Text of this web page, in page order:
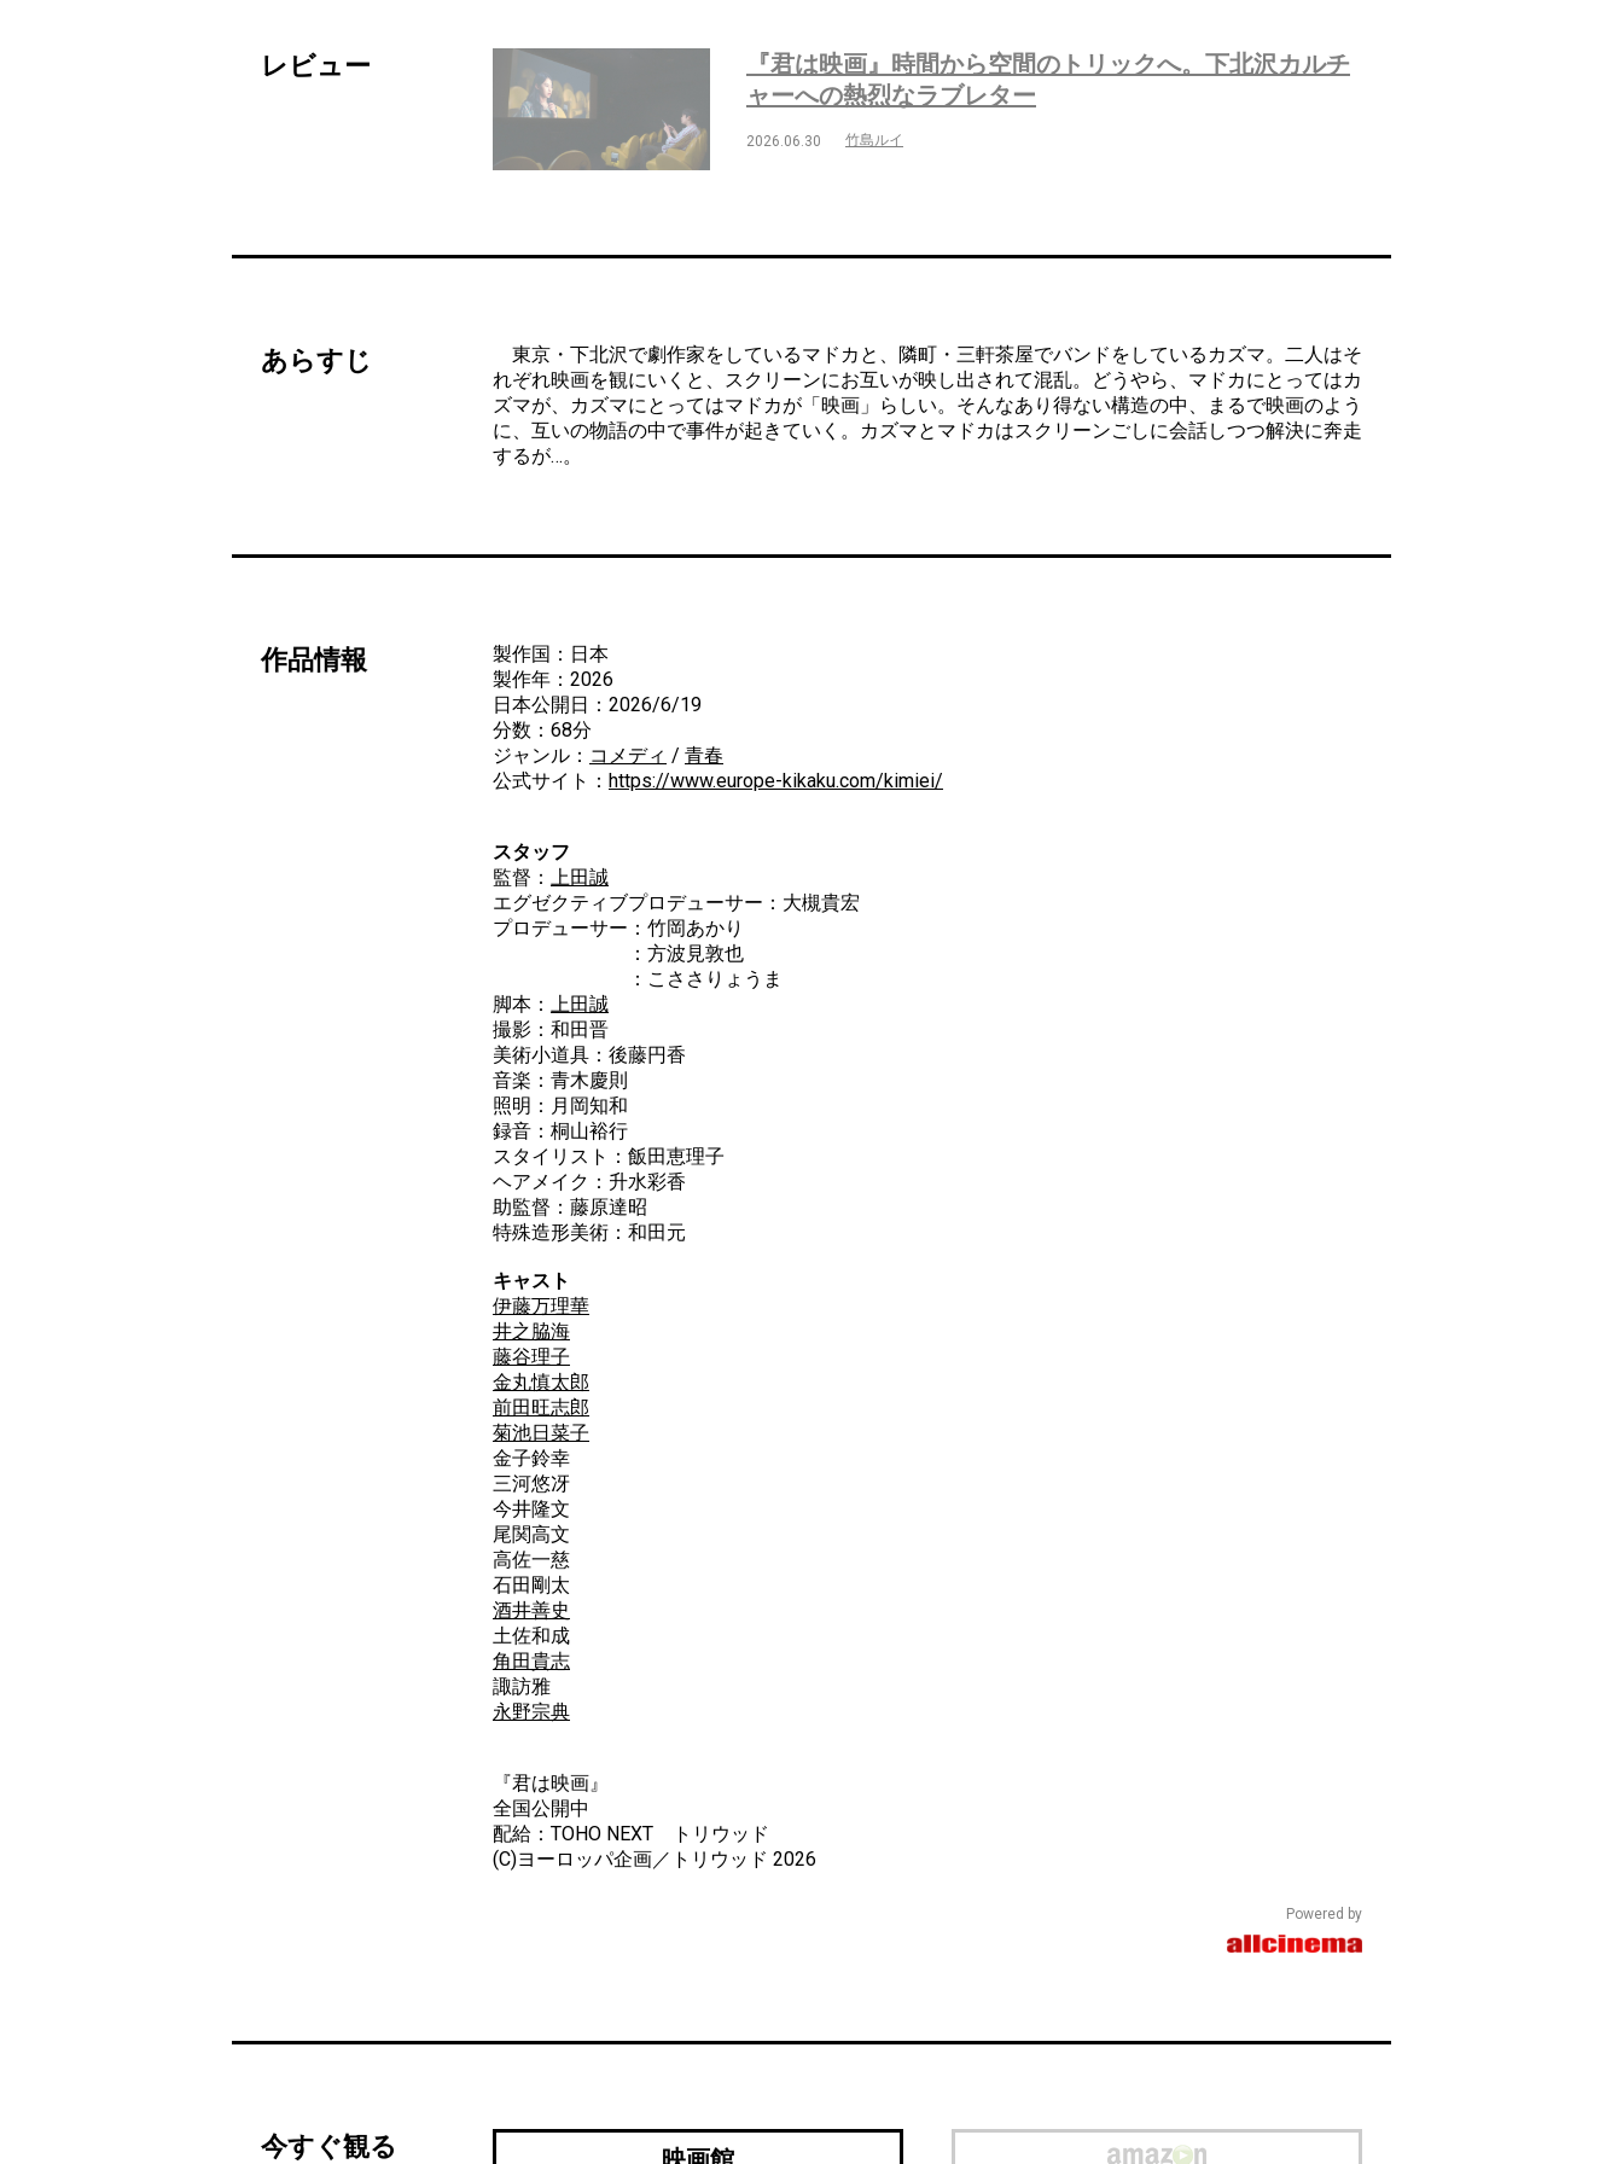
レビュー
『君は映画』時間から空間のトリックへ。下北沢カルチ
ャーへの熱烈なラブレター
2026.06.30 竹島ルイ
あらすじ
東京・下北沢で劇作家をしているマドカと、隣町・三軒茶屋でバンドをしているカズマ。二人はそ
れぞれ映画を観にいくと、スクリーンにお互いが映し出されて混乱。どうやら、マドカにとってはカ
ズマが、カズマにとってはマドカが「映画」らしい。そんなあり得ない構造の中、まるで映画のよう
に、互いの物語の中で事件が起きていく。カズマとマドカはスクリーンごしに会話しつつ解決に奔走
するが…。
作品情報
製作国：日本
製作年：2026
日本公開日：2026/6/19
分数：68分
ジャンル： コメディ / 青春
公式サイト： https://www.europe-kikaku.com/kimiei/
スタッフ
監督： 上田誠
エグゼクティブプロデューサー：大槻貴宏
プロデューサー：竹岡あかり
：方波見敦也
：こささりょうま
脚本： 上田誠
撮影：和田晋
美術小道具：後藤円香
音楽：青木慶則
照明：月岡知和
録音：桐山裕行
スタイリスト：飯田恵理子
ヘアメイク：升水彩香
助監督：藤原達昭
特殊造形美術：和田元
キャスト
伊藤万理華
井之脇海
藤谷理子
金丸慎太郎
前田旺志郎
菊池日菜子
金子鈴幸
三河悠冴
今井隆文
尾関高文
高佐一慈
石田剛太
酒井善史
土佐和成
角田貴志
諏訪雅
永野宗典
『君は映画』
全国公開中
配給：TOHO NEXT トリウッド
(C)ヨーロッパ企画／トリウッド 2026
Powered by
今すぐ観る